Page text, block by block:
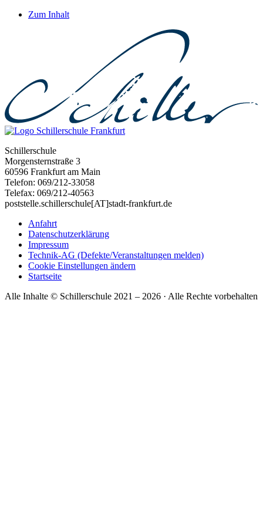
Zum Inhalt
Schillerschule
Morgensternstraße 3
60596 Frankfurt am Main
Telefon: 069/212-33058
Telefax: 069/212-40563
poststelle.schillerschule[AT]stadt-frankfurt.de
Anfahrt
Datenschutzerklärung
Impressum
Technik-AG (Defekte/Veranstaltungen melden)
Cookie Einstellungen ändern
Startseite
Alle Inhalte © Schillerschule 2021 – 2026 · Alle Rechte vorbehalten